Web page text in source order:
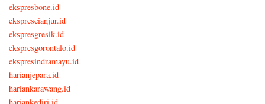
ekspresbone.id
eksprescianjur.id
ekspresgresik.id
ekspresgorontalo.id
ekspresindramayu.id
harianjepara.id
hariankarawang.id